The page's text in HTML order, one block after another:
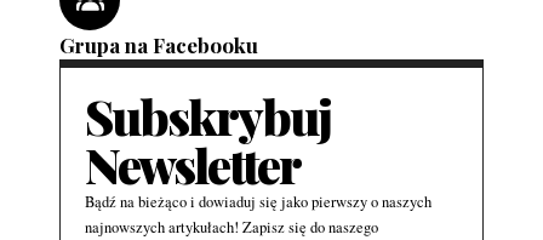
Grupa na Facebooku
Subskrybuj
Newsletter
Bądź na bieżąco i dowiaduj się jako pierwszy o naszych
najnowszych artykułach! Zapisz się do naszego